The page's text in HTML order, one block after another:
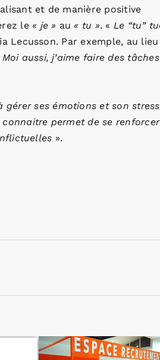
et de manière positive
le « je » au « tu ». « Le “tu”
Lecusson. Par exemple, au lieu
Moi aussi, j’aime faire des tâches
gérer ses émotions et son
permet de se renforcer
».